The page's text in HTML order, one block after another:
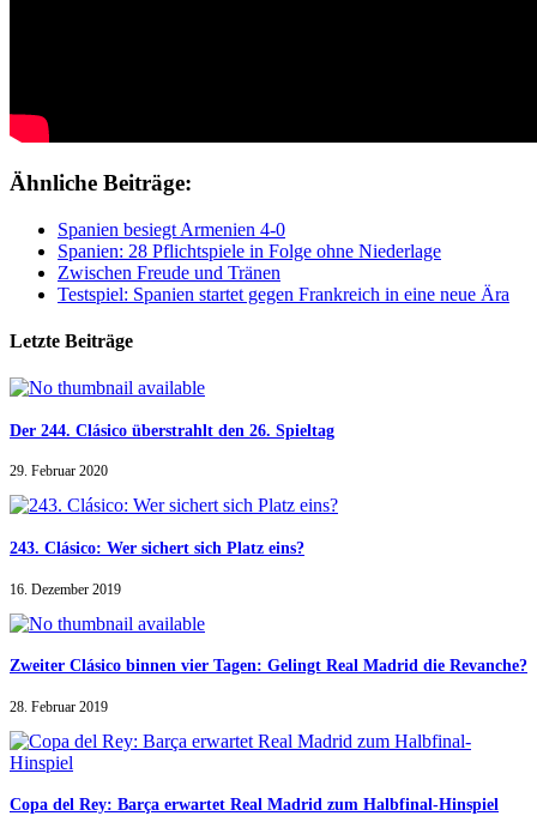
Ähnliche Beiträge:
Spanien besiegt Armenien 4-0
Spanien: 28 Pflichtspiele in Folge ohne Niederlage
Zwischen Freude und Tränen
Testspiel: Spanien startet gegen Frankreich in eine neue Ära
Letzte Beiträge
Der 244. Clásico überstrahlt den 26. Spieltag
29. Februar 2020
243. Clásico: Wer sichert sich Platz eins?
16. Dezember 2019
Zweiter Clásico binnen vier Tagen: Gelingt Real Madrid die Revanche?
28. Februar 2019
Copa del Rey: Barça erwartet Real Madrid zum Halbfinal-Hinspiel